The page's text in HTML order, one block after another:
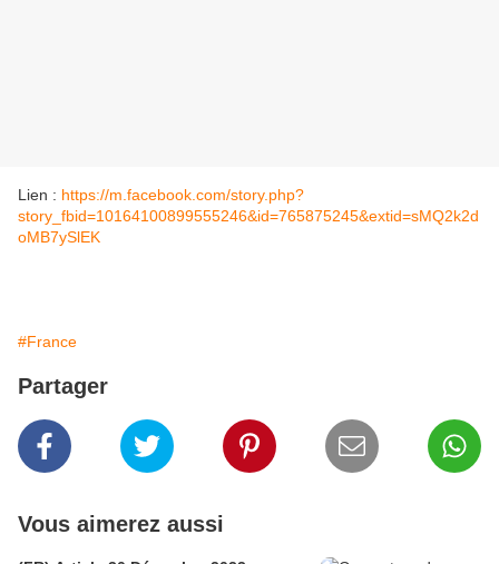
Lien : https://m.facebook.com/story.php?
story_fbid=10164100899555246&id=765875245&extid=sMQ2k2d
oMB7ySlEK
#France
Partager
Vous aimerez aussi